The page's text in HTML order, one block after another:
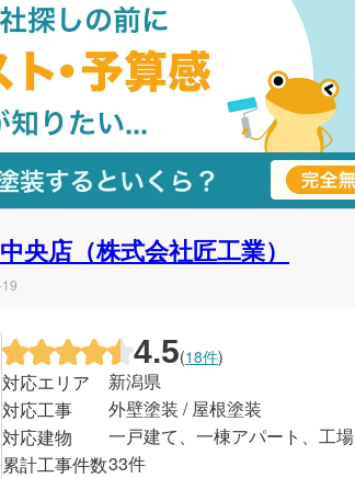
央店（株式会社匠工業）
4.5(18件)
対応エリア
新潟県
対応工事
外壁塗装 / 屋根塗装
対応建物
一戸建て、一棟アパート、工
累計工事件数33件